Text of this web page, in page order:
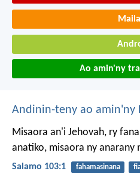
Ao amin'ny
Andinin-teny ao amin'ny
Misaora an'i Jehovah, ry
anatiko, misaora ny anarany
Salamo 103:1 fahamasinana